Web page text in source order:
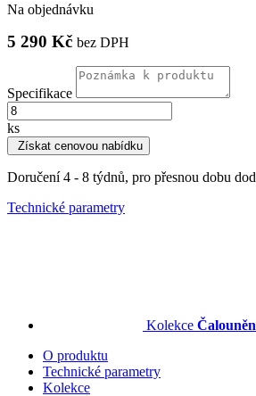
Na objednávku
5 290 Kč bez DPH
Specifikace
ks
Získat cenovou nabídku
Doručení 4 - 8 týdnů, pro přesnou dobu
Technické parametry
Kolekce
O produktu
Technické parametry
Kolekce